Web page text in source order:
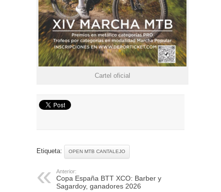
Cartel oficial
Etiqueta: OPEN MTB CANTALEJO
Anterior:
Copa España BTT XCO: Barber y
Sagardoy, ganadores 2026